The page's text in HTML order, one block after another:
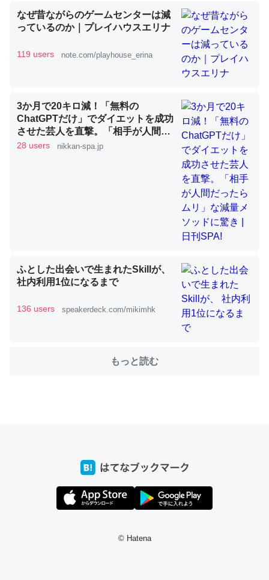
これを元に考えるとカルシウムを大量に使う脊椎動物と貝
ジになったり努力してるし。
─ニュース :: 【研究発表】昆虫学の大問題＝「昆虫はなぜ海にいな
いのか」に関する新仮説
ウチもEchoを実家に置いて４年。でたまに覗いてる。ぼ
ちぼちRingも置こうかと画策中。あと、Googleマップで
位置情報を共有してる。電池残量や充電中かが分かるので
─たまにLINEするくらいだった遠方の父67歳と僕。ITツール導入で
コミュニケーションが劇的に変化した｜tayorini by LIFULL介護
ちょうど同じ理由でEcho Show 8を設定中でした。Prime
私も3年前ぐらいに祖母の家に設置した。ポケットWifiみ
回線代ほとんどかからないですよ。参考：
なぜ昔ながらのゲームセンターは減
っているのか｜プレイハウスエリナ
119 users note.com/playhouse_erina
3か月で20キロ減！「無料の
ChatGPTだけ」でダイエットを成功
させた芸人を直撃。「相手が人間だ
ったらムリ」な減量メソッドに驚き
28 users nikkan-spa.jp
ふとした出会いで生まれたSkillが、
社内利用1位になるまで
136 users speakerdeck.com/mikimhk
もっと読む
© Hatena